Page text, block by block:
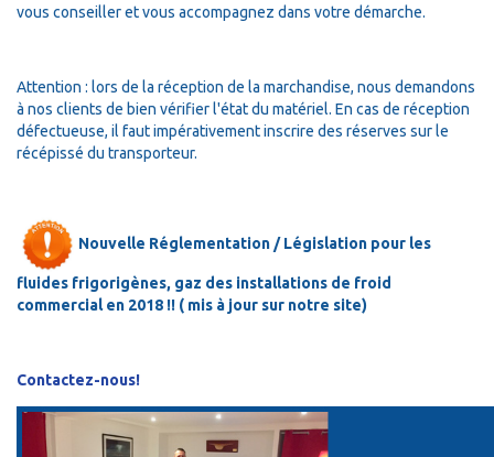
vous conseiller et vous accompagnez dans votre démarche.
Attention : lors de la réception de la marchandise, nous demandons
à nos clients de bien vérifier l'état du matériel. En cas de réception
défectueuse, il faut impérativement inscrire des réserves sur le
récépissé du transporteur.
Nouvelle Réglementation / Législation pour les
fluides frigorigènes, gaz des installations de froid
commercial en 2018 !! ( mis à jour sur notre site)
Contactez-nous!